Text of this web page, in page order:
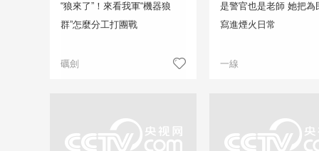
“狼來了”！來看我軍“機器狼
群”怎麼分工打團戰
礪劍
是警官也是老師 她把為
寫進煙火日常
一線